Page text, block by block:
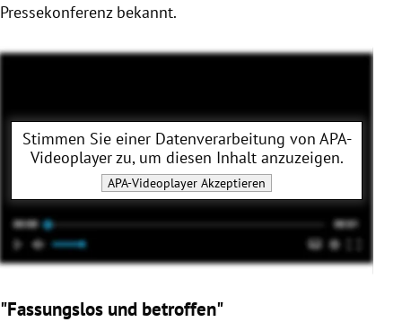
Pressekonferenz bekannt.
Stimmen Sie einer Datenverarbeitung von APA-
Videoplayerzu, um diesen Inhalt anzuzeigen.
APA-Videoplayer Akzeptieren
"Fassungslos und betroffen"